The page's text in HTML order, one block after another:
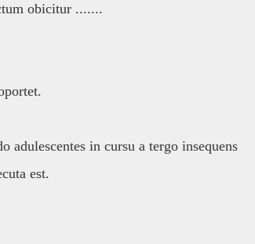
obicitur .......
adulescentes in cursu a tergo insequens
est.